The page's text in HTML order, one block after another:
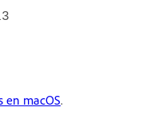
en macOS.